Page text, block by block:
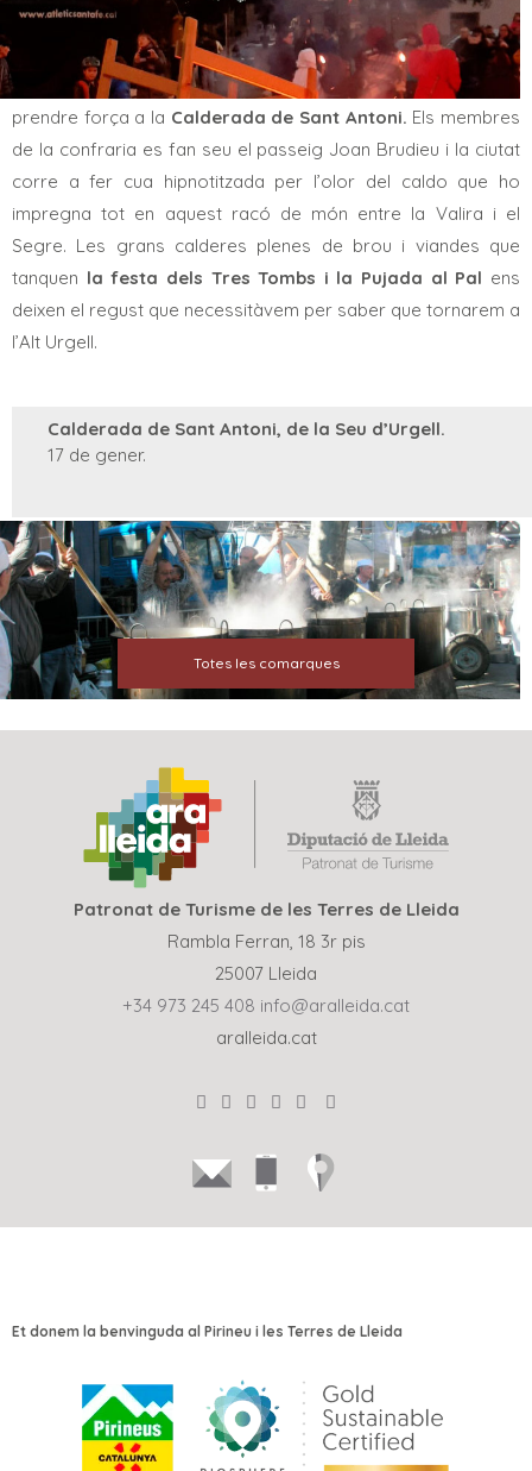
Per refer-nos d’aquest viatge intens d’emocions i
experiències vitals, la Seu d’Urgell ens crida a taula per
prendre força a la Calderada de Sant Antoni. Els membres
de la confraria es fan seu el passeig Joan Brudieu i la ciutat
corre a fer cua hipnotitzada per l’olor del caldo que ho
impregna tot en aquest racó de món entre la Valira i el
Segre. Les grans calderes plenes de brou i viandes que
tanquen la festa dels Tres Tombs i la Pujada al Pal ens
deixen el regust que necessitàvem per saber que tornarem a
l’Alt Urgell.
Calderada de Sant Antoni, de la Seu d’Urgell.
17 de gener.
Totes les comarques
Patronat de Turisme de les Terres de Lleida
Rambla Ferran, 18 3r pis
25007 Lleida
+34 973 245 408 info@aralleida.cat
aralleida.cat
Et donem la benvinguda al Pirineu i les Terres de Lleida